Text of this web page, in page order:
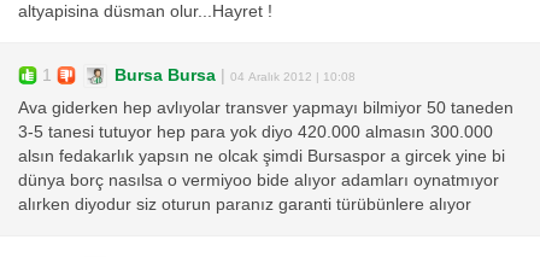
altyapisina düsman olur...Hayret !
1 Bursa Bursa | 04 Aralık 2012 | 10:08
Ava giderken hep avlıyolar transver yapmayı bilmiyor 50 taneden
3-5 tanesi tutuyor hep para yok diyo 420.000 almasın 300.000
alsın fedakarlık yapsın ne olcak şimdi Bursaspor a gircek yine bi
dünya borç nasılsa o vermiyoo bide alıyor adamları oynatmıyor
alırken diyodur siz oturun paranız garanti türübünlere alıyor